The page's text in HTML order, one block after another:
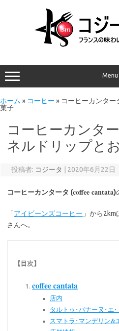
Menu
ホーム » コーヒー » コーヒーカンター
菓子
コーヒーカンタ
ネルドリップと
投稿者: コジータ 2020年6月22日
コーヒーカンタータ (coffee cantata)
「アイビーンズコーヒー 」から
さんへ。
【目次】
coffee cantata
店内
タルトゥ･バナーヌ･エ
スマトラ･マンデリン&